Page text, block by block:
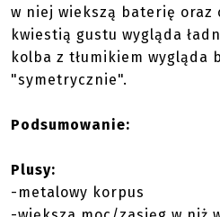
w niej wiekszą baterię oraz
kwiestią gustu wygląda
kolba z tłumikiem wygląda
"symetrycznie".
Podsumowanie:
Plusy:
-metalowy korpus